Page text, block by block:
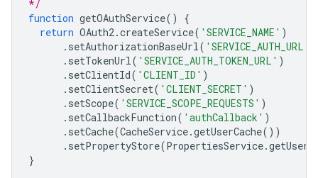
*/
function getOAuthService()
{
return OAuth2.createService( 'SERVICE_NAME' )
. setAuthorizationBaseUrl( 'SERVICE_AUTH_URL'
. setTokenUrl( 'SERVICE_AUTH_TOKEN_URL' )
. setClientId( 'CLIENT_ID' )
. setClientSecret( 'CLIENT_SECRET' )
. setScope( 'SERVICE_SCOPE_REQUESTS' )
. setCallbackFunction( 'authCallback' )
. setCache(CacheService.getUserCache())
. setPropertyStore(PropertiesService.
}